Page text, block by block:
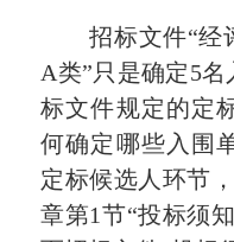
招标文件“经
A类”只是确定5
标文件规定的定
何确定哪些入围
定标候选人环节
章第1节“投标须